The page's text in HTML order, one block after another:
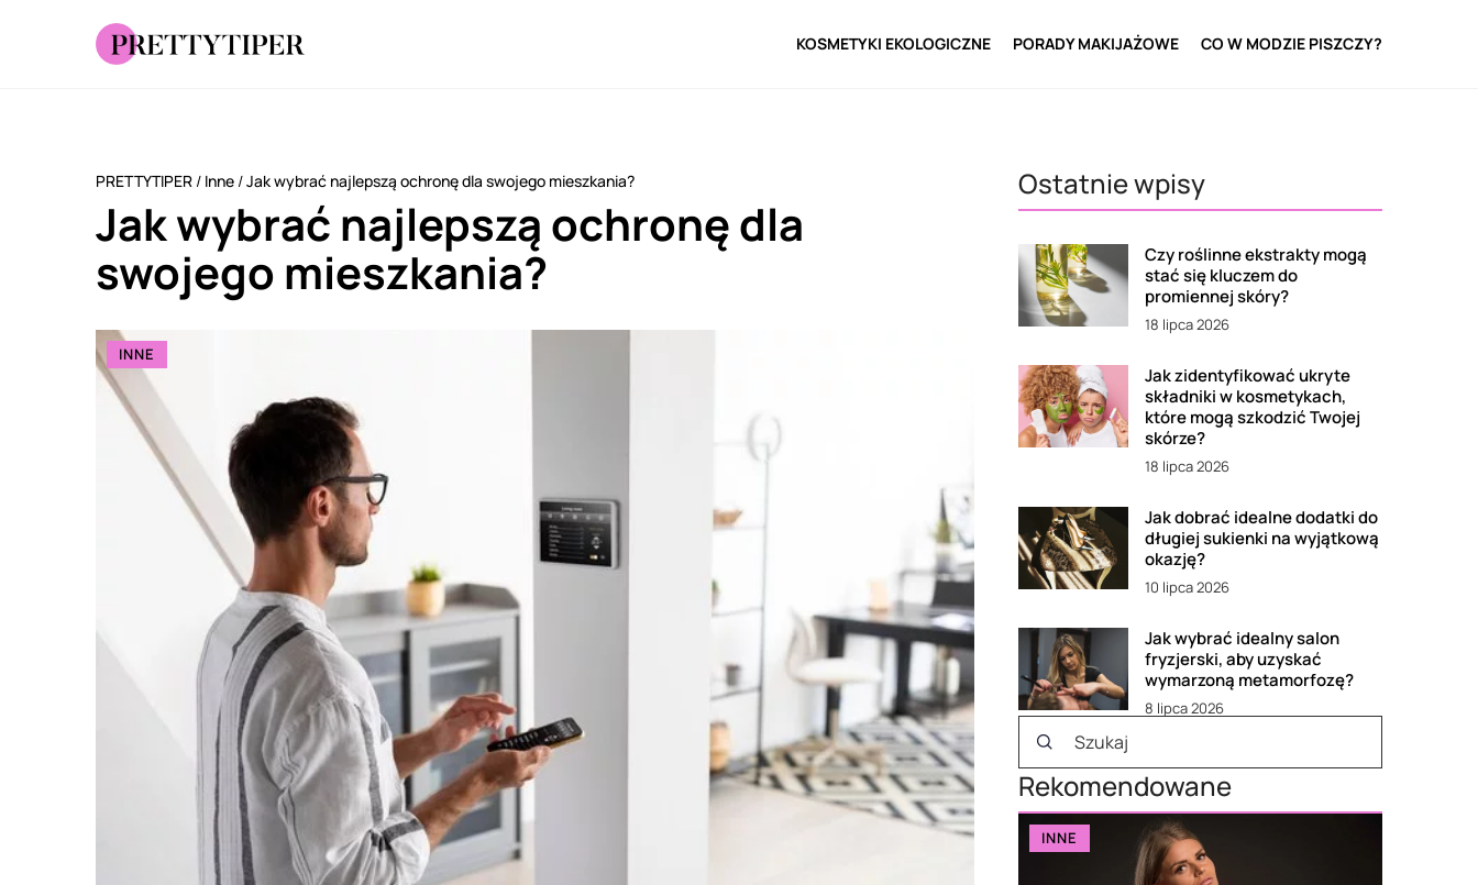
KOSMETYKI EKOLOGICZNE PORADY MAKIJAŻOWE CO W MODZIE PISZCZY?
PRETTYTIPER / Inne /Jak wybrać najlepszą ochronę dla swojego mieszkania?
Jak wybrać najlepszą ochronę dla
swojego mieszkania?
INNE
Ostatnie wpisy
Czy roślinne ekstrakty mogą
stać się kluczem do
promiennej skóry?
18 lipca 2026
Jak zidentyfikować ukryte
składniki w kosmetykach,
które mogą szkodzić Twojej
skórze?
18 lipca 2026
Jak dobrać idealne dodatki do
długiej sukienki na wyjątkową
okazję?
10 lipca 2026
Jak wybrać idealny salon
fryzjerski, aby uzyskać
wymarzoną metamorfozę?
8 lipca 2026
Rekomendowane
INNE